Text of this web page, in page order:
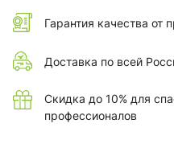
углекислого газа.
производстве пластмасс, в
обеззараживания, а также в
фармацевтической
Гарантия качества от
Доставка по всей
Скидка до 10% для
профессионалов